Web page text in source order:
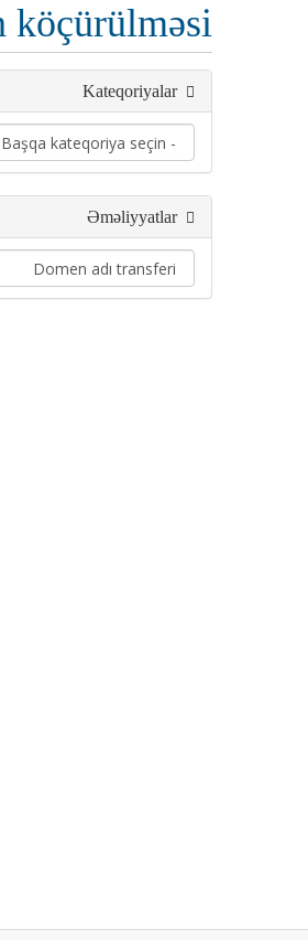
köçürülməsi
Kateqoriyalar
Əməliyyatlar